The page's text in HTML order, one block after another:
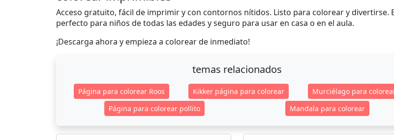
Acceso gratuito, fácil de imprimir y con contornos nítidos. Listo para colorear y divertirse.
perfecto para niños de todas las edades y seguro para usar en casa o en el aula.
¡Descarga ahora y empieza a colorear de inmediato!
temas relacionados
Página para colorear Roos Kikker página para colorear
Murciélago para
Página para colorear pollito
Mandala para colorear